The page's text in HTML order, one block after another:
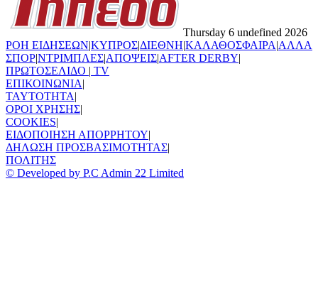
Thursday 6 undefined 2026
ΡΟΗ ΕΙΔΗΣΕΩΝ|ΚΥΠΡΟΣ|ΔΙΕΘΝΗ|ΚΑΛΑΘΟΣΦΑΙΡΑ|ΑΛΛΑ
ΣΠΟΡ|ΝΤΡΙΜΠΛΕΣ|ΑΠΟΨΕΙΣ|AFTER DERBY|
ΠΡΩΤΟΣΕΛΙΔΟ | TV
ΕΠΙΚΟΙΝΩΝΙΑ|
TAYTOTHTA|
ΟΡΟΙ ΧΡΗΣΗΣ|
COOKIES|
ΕΙΔΟΠΟΙΗΣΗ ΑΠΟΡΡΗΤΟΥ|
ΔΗΛΩΣΗ ΠΡΟΣΒΑΣΙΜΟΤΗΤΑΣ|
ΠΟΛΙΤΗΣ
© Developed by P.C Admin 22 Limited